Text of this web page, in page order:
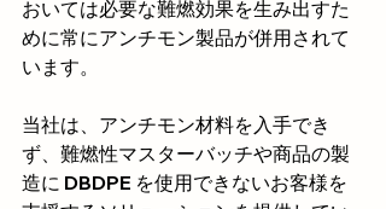
おいては必要な難燃効果を生み出すた
めに常にアンチモン製品が併用されて
います。
当社は、アンチモン材料を入手でき
ず、難燃性マスターバッチや商品の製
造に DBDPE を使用できないお客様を